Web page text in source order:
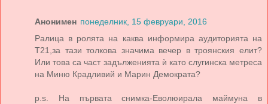
Анонимен понеделник, 15 февруари, 2016
Ралица в ролята на каква информира аудиторията на
Т21,за тази толкова значима вечер в троянския елит?
Или това са част задълженията ѝ като слугинска метреса
на Миню Крадливий и Марин Демократа?
p.s. На първата снимка-Еволюирала маймуна в